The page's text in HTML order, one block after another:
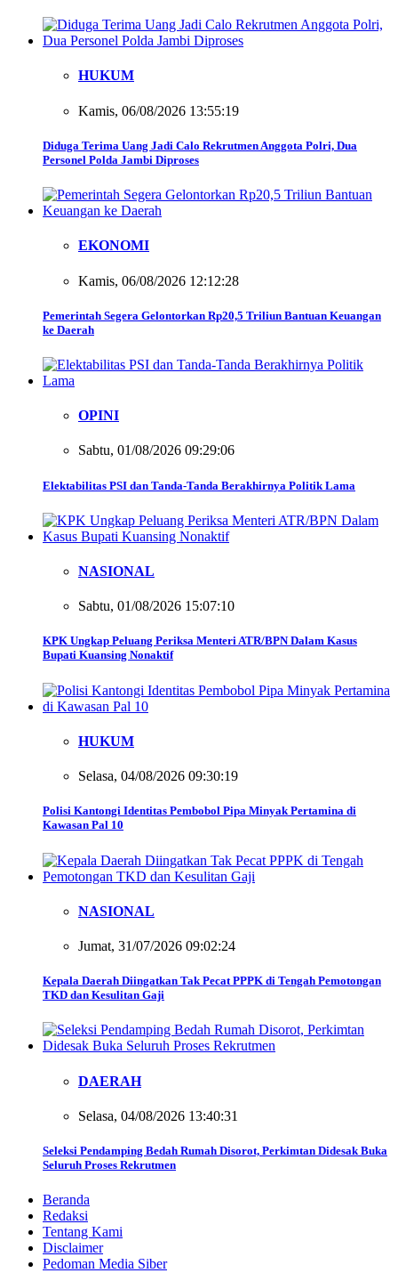
HUKUM
Kamis, 06/08/2026 13:55:19
Diduga Terima Uang Jadi Calo Rekrutmen Anggota Polri, Dua
Personel Polda Jambi Diproses
EKONOMI
Kamis, 06/08/2026 12:12:28
Pemerintah Segera Gelontorkan Rp20,5 Triliun Bantuan Keuangan
ke Daerah
OPINI
Sabtu, 01/08/2026 09:29:06
Elektabilitas PSI dan Tanda-Tanda Berakhirnya Politik Lama
NASIONAL
Sabtu, 01/08/2026 15:07:10
KPK Ungkap Peluang Periksa Menteri ATR/BPN Dalam Kasus
Bupati Kuansing Nonaktif
HUKUM
Selasa, 04/08/2026 09:30:19
Polisi Kantongi Identitas Pembobol Pipa Minyak Pertamina di
Kawasan Pal 10
NASIONAL
Jumat, 31/07/2026 09:02:24
Kepala Daerah Diingatkan Tak Pecat PPPK di Tengah Pemotongan
TKD dan Kesulitan Gaji
DAERAH
Selasa, 04/08/2026 13:40:31
Seleksi Pendamping Bedah Rumah Disorot, Perkimtan Didesak Buka
Seluruh Proses Rekrutmen
Beranda
Redaksi
Tentang Kami
Disclaimer
Pedoman Media Siber